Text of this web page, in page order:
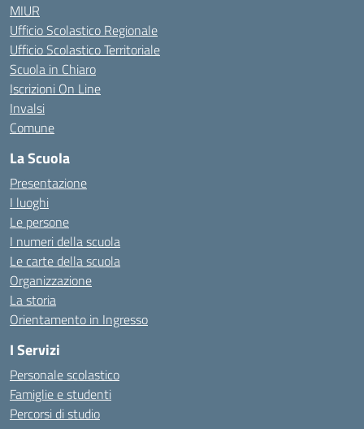
MIUR
Ufficio Scolastico Regionale
Ufficio Scolastico Territoriale
Scuola in Chiaro
Iscrizioni On Line
Invalsi
Comune
La Scuola
Presentazione
I luoghi
Le persone
I numeri della scuola
Le carte della scuola
Organizzazione
La storia
Orientamento in Ingresso
I Servizi
Personale scolastico
Famiglie e studenti
Percorsi di studio